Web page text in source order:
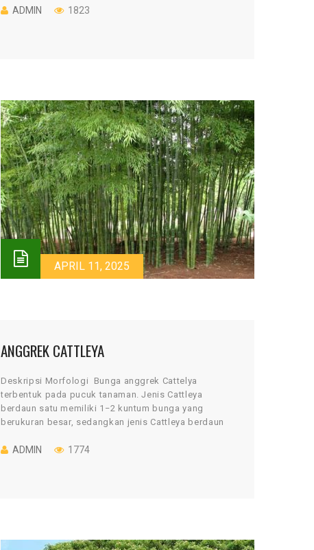
ADMIN 1823
APRIL 11, 2025
ANGGREK CATTLEYA
Deskripsi Morfologi Bunga anggrek Cattelya
terbentuk pada pucuk tanaman. Jenis Cattleya
berdaun satu memiliki 1−2 kuntum bunga yang
berukuran besar, sedangkan jenis Cattleya berdaun
ADMIN 1774